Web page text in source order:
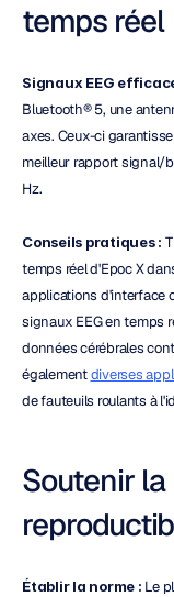
temps réel
Signaux EEG
Bluetooth® 5, une
axes. Ceux-ci
meilleur rapport signal/
Hz.
Conseils pratiques :
temps réel d'Epoc X
applications d'interface
signaux EEG en temps
données cérébrales
également diverses
de fauteuils roulants à
Soutenir
Établir la norme : Le